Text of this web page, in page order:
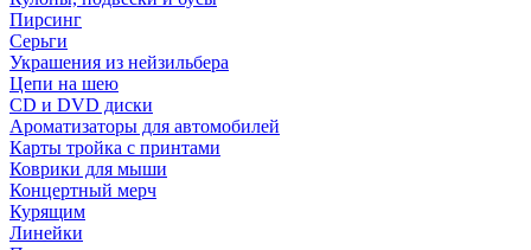
Пирсинг
Серьги
Украшения из нейзильбера
Цепи на шею
CD и DVD диски
Ароматизаторы для автомобилей
Карты тройка с принтами
Коврики для мыши
Концертный мерч
Курящим
Линейки